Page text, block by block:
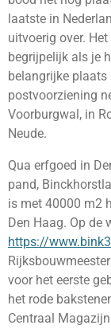
laatste in
uitvoerig over.
begrijpelijk als je
belangrijke plaats
postvoorziening
Voorburgwal, in
Neude.
Qua erfgoed in
pand,
is met 40000 m2
Den Haag. Op de
https://
voor het eerste
het rode
Centraal